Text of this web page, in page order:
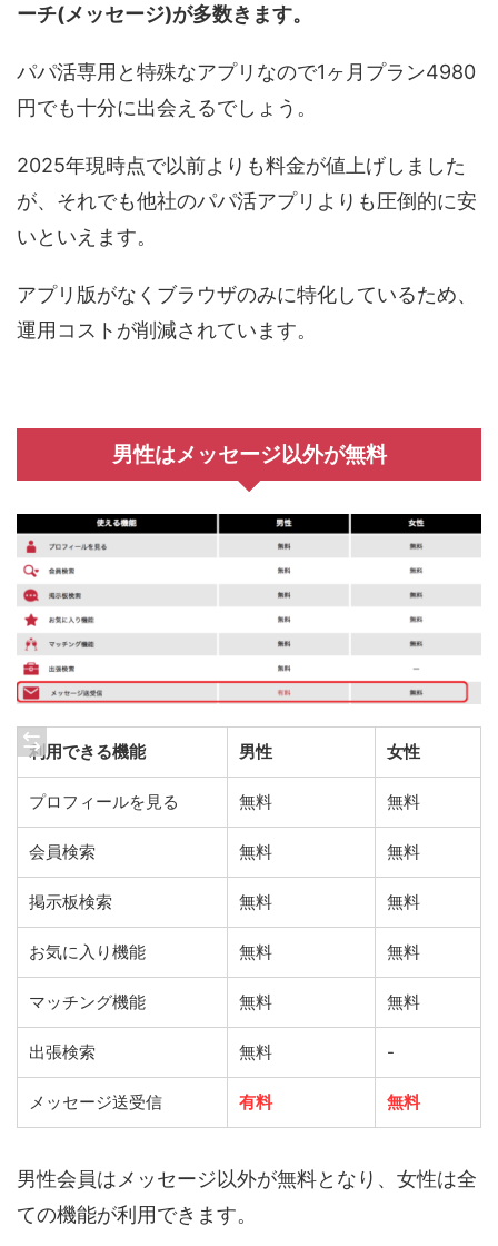
ーチ(メッセージ)が多数きます。
パパ活専用と特殊なアプリなので1ヶ月プラン4980
円でも十分に出会えるでしょう。
2025年現時点で以前よりも料金が値上げしました
が、それでも他社のパパ活アプリよりも圧倒的に安
いといえます。
アプリ版がなくブラウザのみに特化しているため、
運用コストが削減されています。
男性はメッセージ以外が無料
利用できる機能 男性 女性
プロフィールを見る 無料 無料
会員検索 無料 無料
掲示板検索 無料 無料
お気に入り機能 無料 無料
マッチング機能 無料 無料
出張検索 無料 -
メッセージ送受信 有料 無料
男性会員はメッセージ以外が無料となり、女性は全
ての機能が利用できます。